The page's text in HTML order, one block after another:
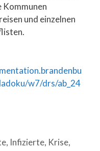
Kommunen
und einzelnen
w7/drs/ab_24
, Infizierte, Krise,